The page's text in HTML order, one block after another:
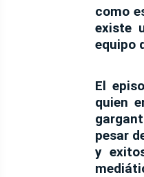
como
existe
equipo
El
quien
pesar
y